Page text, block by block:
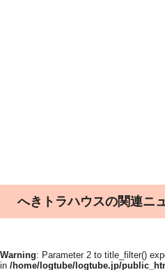
へきトラハウスの関連ニ
Warning: Parameter 2 to title_filter()
in /home/logtube/logtube.jp/